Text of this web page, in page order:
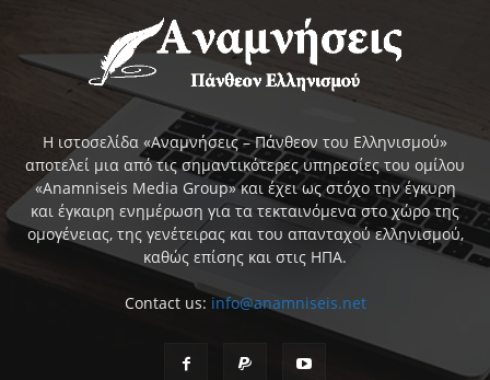
Η ιστοσελίδα «Αναμνήσεις – Πάνθεον του Ελληνισμού»
αποτελεί μια από τις σημαντικότερες υπηρεσίες του ομίλου
«Anamniseis Media Group» και έχει ως στόχο την έγκυρη
και έγκαιρη ενημέρωση για τα τεκταινόμενα στο χώρο της
ομογένειας, της γενέτειρας και του απανταχού ελληνισμού,
καθώς επίσης και στις ΗΠΑ.
Contact us: info@anamniseis.net